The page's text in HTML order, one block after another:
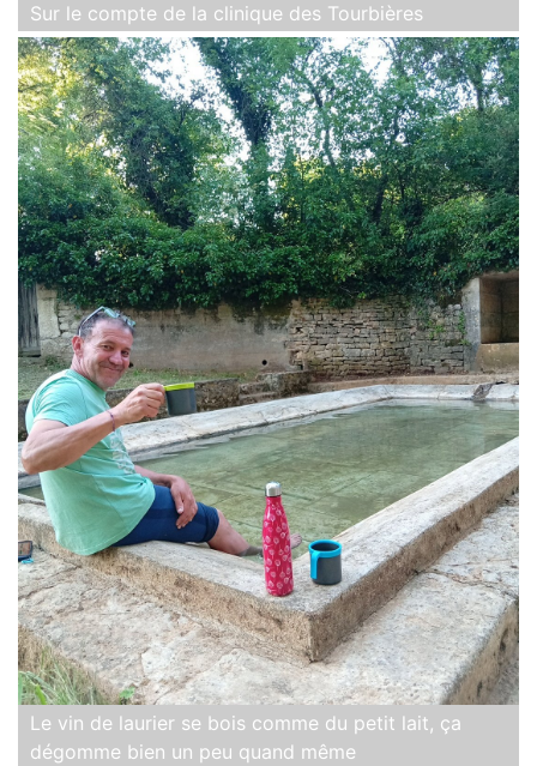
Sur le compte de la clinique des Tourbières
Le vin de laurier se bois comme du petit lait, ça
dégomme bien un peu quand même